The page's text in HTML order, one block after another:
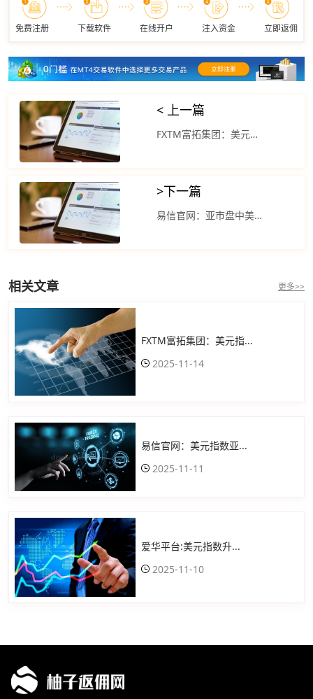
免费注册 下载软件 在线开户 注入资金 立即返佣
< 上一篇
FXTM富拓集团：美元指数在隔夜市场走低
>下一篇
易信官网：亚市盘中美元指数维持反弹走势
相关文章 更多>>
FXTM富拓集团：美元指...
2025-11-14
易信官网：美元指数亚...
2025-11-11
爱华平台:美元指数升...
2025-11-10